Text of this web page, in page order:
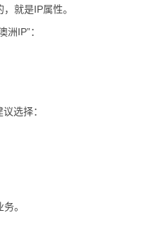
就是IP属性。
洲IP”：
选择：
。